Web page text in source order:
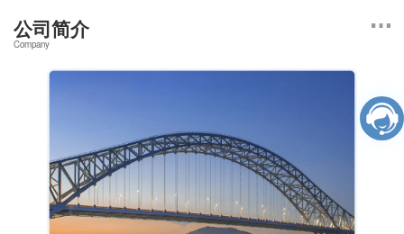
公司简介
Company